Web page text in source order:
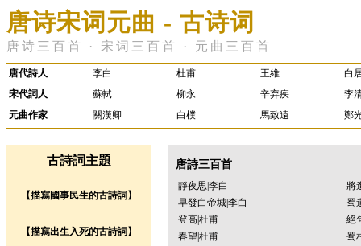
唐诗宋词元曲 - 古诗词
唐诗三百首 · 宋词三百首 · 元曲三百首
唐代詩人 李白 杜甫 王維
白
宋代詞人
蘇軾 柳永 辛弃疾
李
元曲作家
關漢卿 白樸 馬致遠 鄭
古詩詞主題
【描寫國事民生的古詩詞】
【描寫出生入死的古詩詞】
唐詩三百首
靜夜思|李白
將
早發白帝城|李白
蜀
登高|杜甫
絕
春望|杜甫
蜀